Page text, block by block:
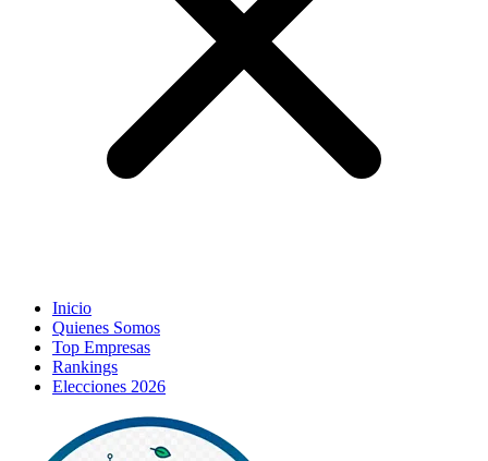
Inicio
Quienes Somos
Top Empresas
Rankings
Elecciones 2026